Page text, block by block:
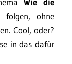
folgen, ohne
Cool, oder?
in das dafür